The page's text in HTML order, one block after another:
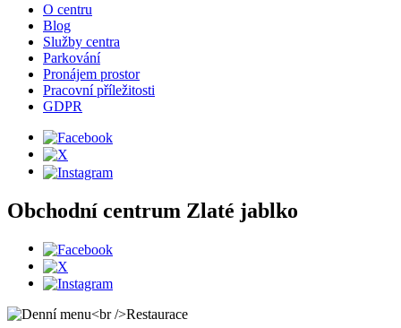
O centru
Blog
Služby centra
Parkování
Pronájem prostor
Pracovní příležitosti
GDPR
Obchodní centrum Zlaté jablko